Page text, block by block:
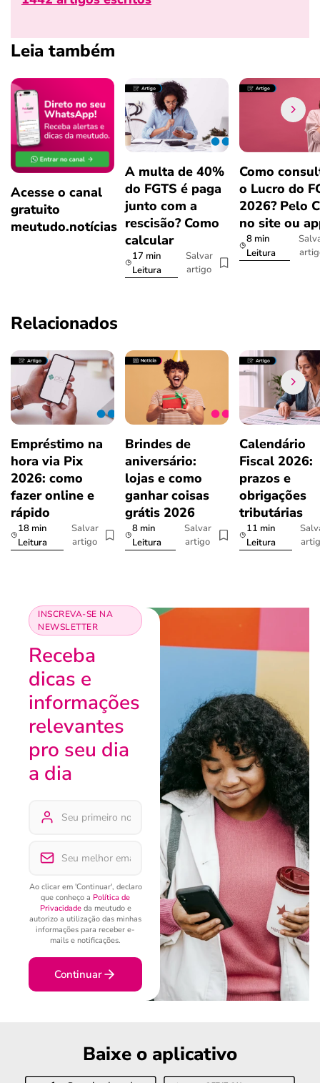
Leia também
Acesse o canal
gratuito
meutudo.notícias
A multa de 40%
do FGTS é paga
junto com a
rescisão? Como
calcular
17 min
Leitura
Salvar
artigo
Como
o Lucro do
2026? Pelo
no site ou
8 min
Leitura
Relacionados
Empréstimo na
hora via Pix
2026: como
fazer online e
rápido
18 min
Leitura
Salvar
artigo
Brindes de
aniversário:
lojas e como
ganhar coisas
grátis 2026
8 min
Leitura
Salvar
artigo
Calendário
Fiscal 2026:
prazos e
obrigações
tributárias
11 min
Leitura
INSCREVA-SE NA
NEWSLETTER
Receba
dicas e
informações
relevantes
pro seu dia
a dia
Ao clicar em 'Continuar', declaro
que conheço a Política de
Privacidadeda meutudo e
autorizo a utilização das minhas
informações para receber e-
mails e notificações.
Continuar
Baixe o aplicativo